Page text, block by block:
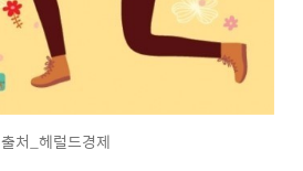
출처_헤럴드경제